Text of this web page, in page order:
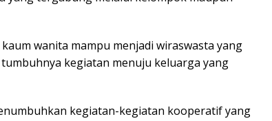
wanita mampu menjadi wiraswasta yang
kegiatan menuju keluarga yang
kegiatan-kegiatan kooperatif yang